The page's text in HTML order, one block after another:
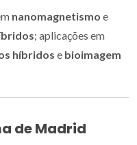
nanomagnetismo e
; aplicações em
híbridos e bioimagem
de Madrid